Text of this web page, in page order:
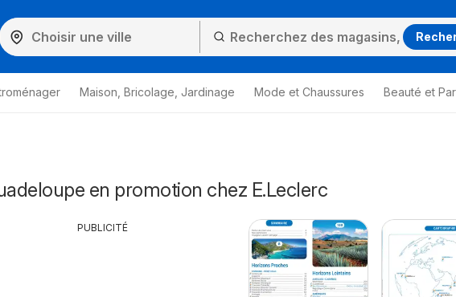
Maison, Bricolage, Jardinage Mode et Chaussures Beauté et
en promotion chez E.Leclerc
PUBLICITÉ